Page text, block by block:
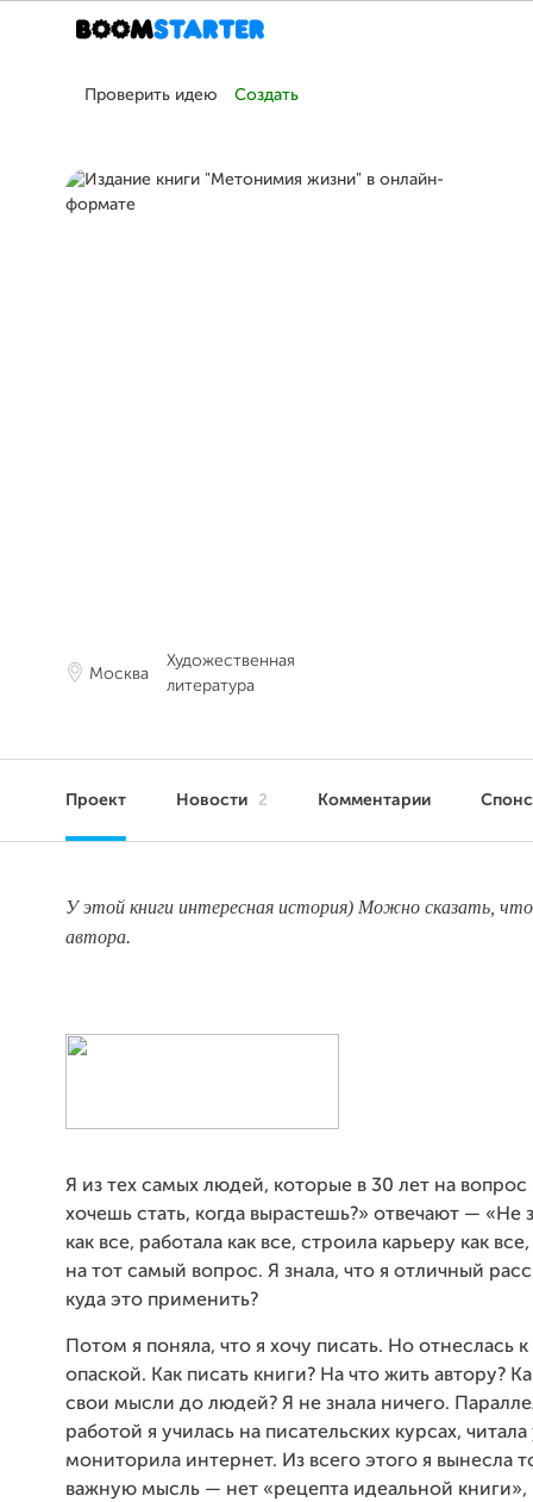
Проверить идею Создать
Москва
Художественная
литература
Проект Новости 2 Комментарии
У этой книги интересная история) Можно сказать, что
автора.
Я из тех самых людей, которые в 30 лет на
хочешь стать, когда вырастешь?» отвечают — «Не
как все, работала как все, строила карьеру как
на тот самый вопрос. Я знала, что я отличный
куда это применить?
Потом я поняла, что я хочу писать. Но отнеслась
опаской. Как писать книги? На что жить автору?
свои мысли до людей? Я не знала ничего.
работой я училась на писательских курсах,
мониторила интернет. Из всего этого я вынесла
важную мысль — нет «рецепта идеальной книги»,